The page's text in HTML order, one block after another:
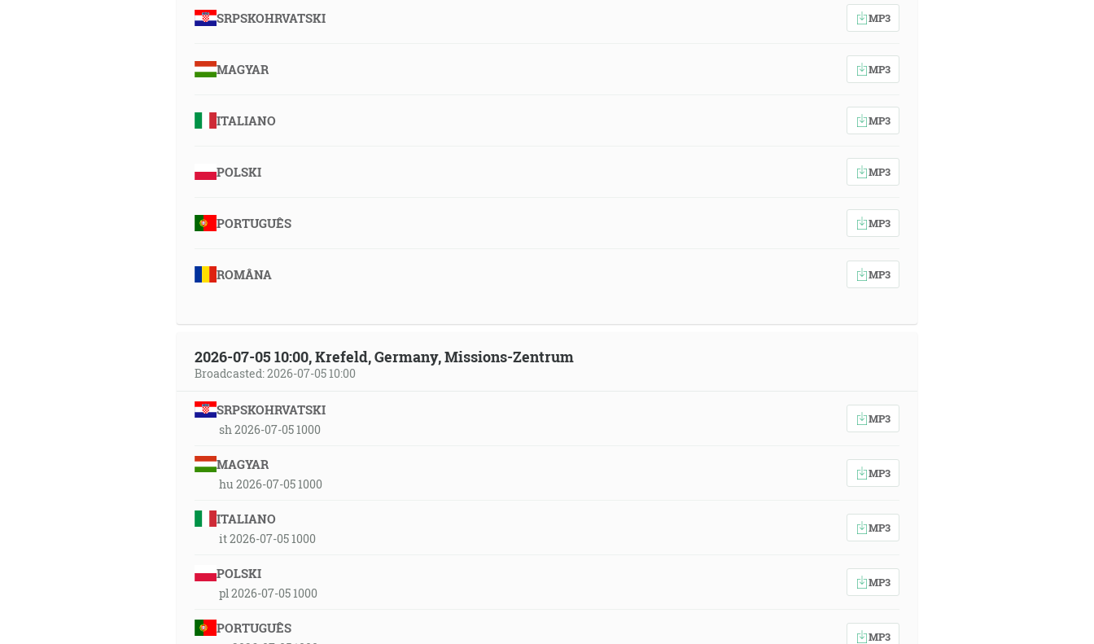
SRPSKOHRVATSKI MP3
MAGYAR MP3
ITALIANO MP3
POLSKI MP3
PORTUGUÊS MP3
ROMÂNA MP3
2026-07-05 10:00, Krefeld, Germany, Missions-Zentrum
Broadcasted: 2026-07-05 10:00
SRPSKOHRVATSKI
sh 2026-07-05 1000
MP3
MAGYAR
hu 2026-07-05 1000
MP3
ITALIANO
it 2026-07-05 1000
MP3
POLSKI
pl 2026-07-05 1000
MP3
PORTUGUÊS
MP3